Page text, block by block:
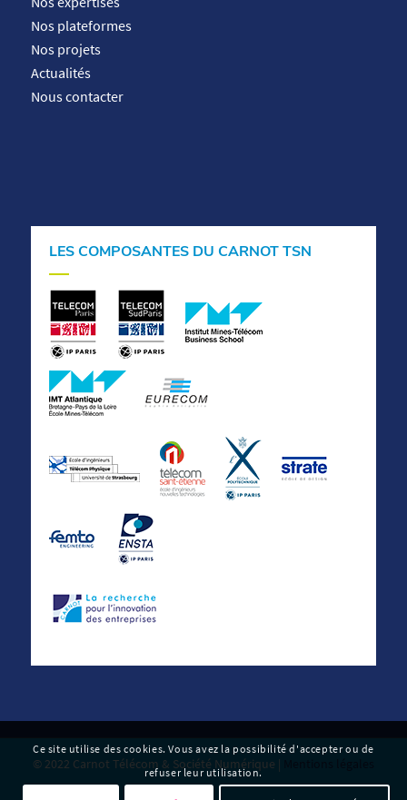
Nos plateformes
Nos projets
Actualités
Nous contacter
LES COMPOSANTES DU CARNOT TSN
© 2022 Carnot Télécom & Société Numérique |
Ce site utilise des cookies. Vous avez la possibilité d'accepter ou de
refuser leur utilisation.